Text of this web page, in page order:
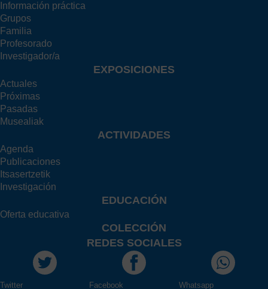
Información práctica
Grupos
Familia
Profesorado
Investigador/a
EXPOSICIONES
Actuales
Próximas
Pasadas
Musealiak
ACTIVIDADES
Agenda
Publicaciones
Itsasertzetik
Investigación
EDUCACIÓN
Oferta educativa
COLECCIÓN
REDES SOCIALES
Twitter Facebook Whatsapp